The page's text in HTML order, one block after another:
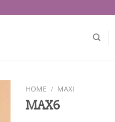
HOME / MAXI
MAX6